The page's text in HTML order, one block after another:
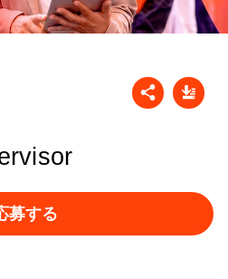
募する